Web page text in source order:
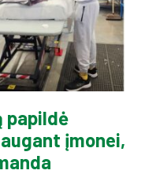
papildė
įmonei,